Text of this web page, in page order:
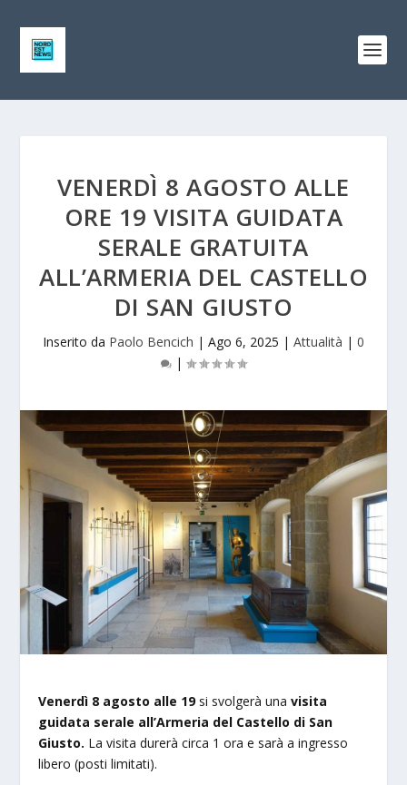
VENERDÌ 8 AGOSTO ALLE
ORE 19 VISITA GUIDATA
SERALE GRATUITA
ALL’ARMERIA DEL CASTELLO
DI SAN GIUSTO
Inserito da Paolo Bencich | Ago 6, 2025 | Attualità | 0
|
Venerdì 8 agosto alle 19si svolgerà unavisita
guidata serale all’Armeria del Castello di San
Giusto. La visita durerà circa 1 ora e sarà a ingresso
libero (posti limitati).